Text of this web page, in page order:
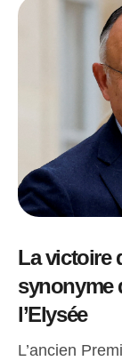
La victoire
synonyme
l’Elysée
L’ancien